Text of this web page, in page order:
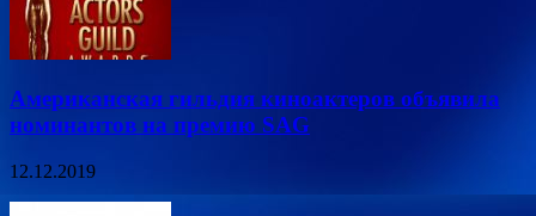
Американская гильдия киноактеров объявила
номинантов на премию SAG
12.12.2019